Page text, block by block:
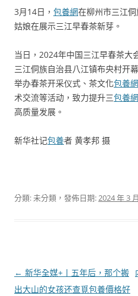
3月14日， 包養網在柳州市三江
姑娘在展示三江早春茶新芽。
当日，2024年中国三江早春茶大
三江侗族自治县八江镇布央村开
举办春茶开采仪式、茶文化包養網
术交流等活动，致力提升三包養
高质量发展。
新华社记包養者 黄孝邦 摄
分類: 未分類，發佈日期:2024 年 3
文
章
← 新华全媒+丨五年后，那个搬
出大山的女孩还查覓包養價格好